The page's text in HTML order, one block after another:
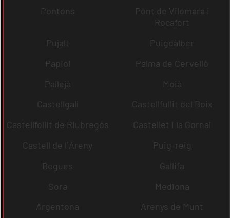
Pontons
Pont de Vilomara i
Rocafort
Pujalt
Puigdàlber
Papiol
Palma de Cervelló
Pallejà
Moià
Castellgalí
Castellfullit del Boix
Castellfollit de Riubregós
Castellet i la Gornal
Castell de l´Areny
Puig-reig
Begues
Gallifa
Sora
Mediona
Argentona
Arenys de Munt